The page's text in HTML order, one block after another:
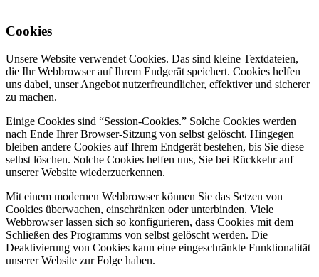
Cookies
Unsere Website verwendet Cookies. Das sind kleine Textdateien,
die Ihr Webbrowser auf Ihrem Endgerät speichert. Cookies helfen
uns dabei, unser Angebot nutzerfreundlicher, effektiver und sicherer
zu machen.
Einige Cookies sind “Session-Cookies.” Solche Cookies werden
nach Ende Ihrer Browser-Sitzung von selbst gelöscht. Hingegen
bleiben andere Cookies auf Ihrem Endgerät bestehen, bis Sie diese
selbst löschen. Solche Cookies helfen uns, Sie bei Rückkehr auf
unserer Website wiederzuerkennen.
Mit einem modernen Webbrowser können Sie das Setzen von
Cookies überwachen, einschränken oder unterbinden. Viele
Webbrowser lassen sich so konfigurieren, dass Cookies mit dem
Schließen des Programms von selbst gelöscht werden. Die
Deaktivierung von Cookies kann eine eingeschränkte Funktionalität
unserer Website zur Folge haben.